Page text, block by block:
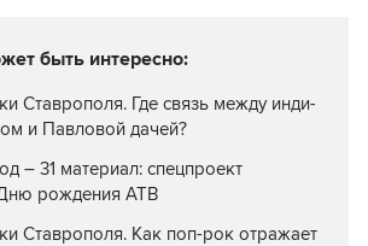
быть интересно:
Ставрополя. Где связь между инди-
и Павловой дачей?
– 31 материал: спецпроект
рождения АТВ
Ставрополя. Как поп-рок отражает